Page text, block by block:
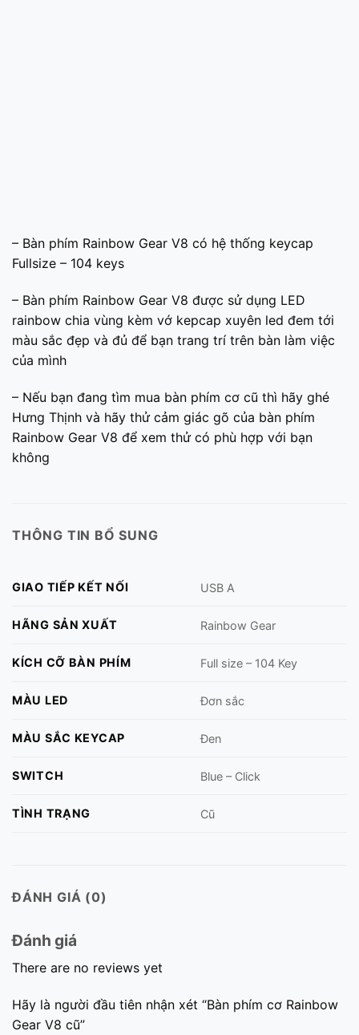
– Bàn phím Rainbow Gear V8 có hệ thống keycap
Fullsize – 104 keys
– Bàn phím Rainbow Gear V8 được sử dụng LED
rainbow chia vùng kèm vớ kepcap xuyên led đem tới
màu sắc đẹp và đủ để bạn trang trí trên bàn làm việc
của mình
– Nếu bạn đang tìm mua bàn phím cơ cũ thì hãy ghé
Hưng Thịnh và hãy thử cảm giác gõ của bàn phím
Rainbow Gear V8 để xem thử có phù hợp với bạn
không
THÔNG TIN BỔ SUNG
GIAO TIẾP KẾT NỐI USB A
HÃNG SẢN XUẤT Rainbow Gear
KÍCH CỠ BÀN PHÍM Full size – 104 Key
MÀU LED Đơn sắc
MÀU SẮC KEYCAP Đen
SWITCH Blue – Click
TÌNH TRẠNG Cũ
ĐÁNH GIÁ (0)
Đánh giá
There are no reviews yet
Hãy là người đầu tiên nhận xét “Bàn phím cơ Rainbow
Gear V8 cũ”